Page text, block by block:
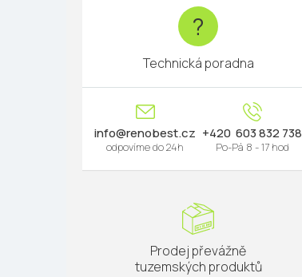
?
Technická poradna
info@renobest.cz 603 832 738
Prodej převážně
tuzemských produktů